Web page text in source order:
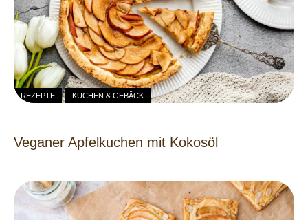
REZEPTE KUCHEN & GEBÄCK
Veganer Apfelkuchen mit Kokosöl